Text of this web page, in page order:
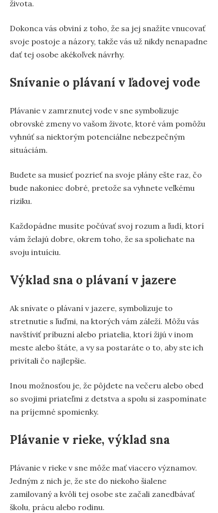
života.
Dokonca vás obviní z toho, že sa jej snažíte vnucovať
svoje postoje a názory, takže vás už nikdy nenapadne
dať tej osobe akékoľvek návrhy.
Snívanie o plávaní v ľadovej vode
Plávanie v zamrznutej vode v sne symbolizuje
obrovské zmeny vo vašom živote, ktoré vám pomôžu
vyhnúť sa niektorým potenciálne nebezpečným
situáciám.
Budete sa musieť pozrieť na svoje plány ešte raz, čo
bude nakoniec dobré, pretože sa vyhnete veľkému
riziku.
Každopádne musíte počúvať svoj rozum a ľudí, ktorí
vám želajú dobre, okrem toho, že sa spoliehate na
svoju intuíciu.
Výklad sna o plávaní v jazere
Ak snívate o plávaní v jazere, symbolizuje to
stretnutie s ľuďmi, na ktorých vám záleží. Môžu vás
navštíviť príbuzní alebo priatelia, ktorí žijú v inom
meste alebo štáte, a vy sa postaráte o to, aby ste ich
privítali čo najlepšie.
Inou možnosťou je, že pôjdete na večeru alebo obed
so svojimi priateľmi z detstva a spolu si zaspomínate
na príjemné spomienky.
Plávanie v rieke, výklad sna
Plávanie v rieke v sne môže mať viacero významov.
Jedným z nich je, že ste do niekoho šialene
zamilovaný a kvôli tej osobe ste začali zanedbávať
školu, prácu alebo rodinu.